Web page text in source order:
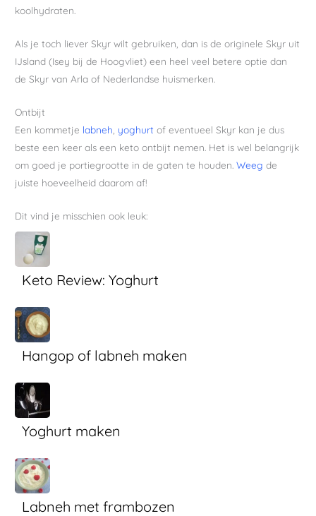
koolhydraten.
Als je toch liever Skyr wilt gebruiken, dan is de originele Skyr uit
IJsland (Isey bij de Hoogvliet) een heel veel betere optie dan
de Skyr van Arla of Nederlandse huismerken.
Ontbijt
Een kommetje labneh yoghurt of eventueel Skyr kan je dus
beste een keer als een keto ontbijt nemen. Het is wel belangrijk
om goed je portiegrootte in de gaten te houden.Weeg de
juiste hoeveelheid daarom af!
Dit vind je misschien ook leuk:
Keto Review: Yoghurt
Hangop of labneh maken
Yoghurt maken
Labneh met frambozen